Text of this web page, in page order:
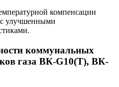
компенсации
улучшенными
коммунальных
газа ВК-G10(T), ВК-